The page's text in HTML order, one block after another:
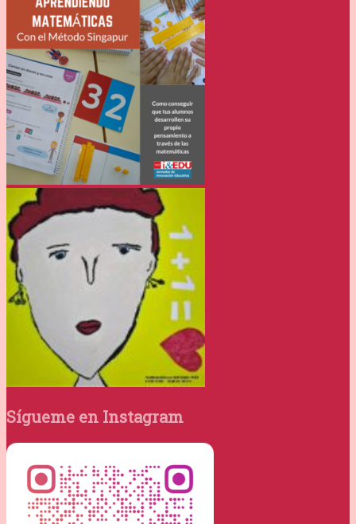
Sígueme en Instagram